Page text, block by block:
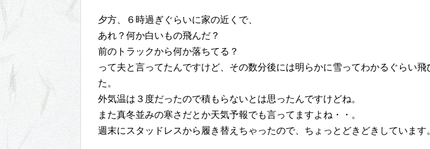
夕方、６時過ぎぐらいに家の近くで、
あれ？何か白いもの飛んだ？
前のトラックから何か落ちてる？
って夫と言ってたんですけど、その数分後には明らかに雪ってわかるぐらい飛
た。
外気温は３度だったので積もらないとは思ったんですけどね。
また真冬並みの寒さだとか天気予報でも言ってますよね・・。
週末にスタッドレスから履き替えちゃったので、ちょっとどきどきしています